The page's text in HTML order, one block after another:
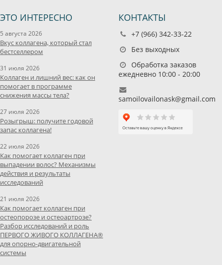
ЭТО ИНТЕРЕСНО
5 августа 2026
Вкус коллагена, который стал
бестселлером
31 июля 2026
Коллаген и лишний вес: как он
помогает в программе
снижения массы тела?
27 июля 2026
Розыгрыш: получите годовой
запас коллагена!
22 июля 2026
Как помогает коллаген при
выпадении волос? Механизмы
действия и результаты
исследований
21 июля 2026
Как помогает коллаген при
остеопорозе и остеоартрозе?
Разбор исследований и роль
ПЕРВОГО ЖИВОГО КОЛЛАГЕНА®
для опорно-двигательной
системы
КОНТАКТЫ
+7 (966) 342-33-22
Без выходных
Обработка заказов
ежедневно 10:00 - 20:00
samoilovailonask@gmail.com